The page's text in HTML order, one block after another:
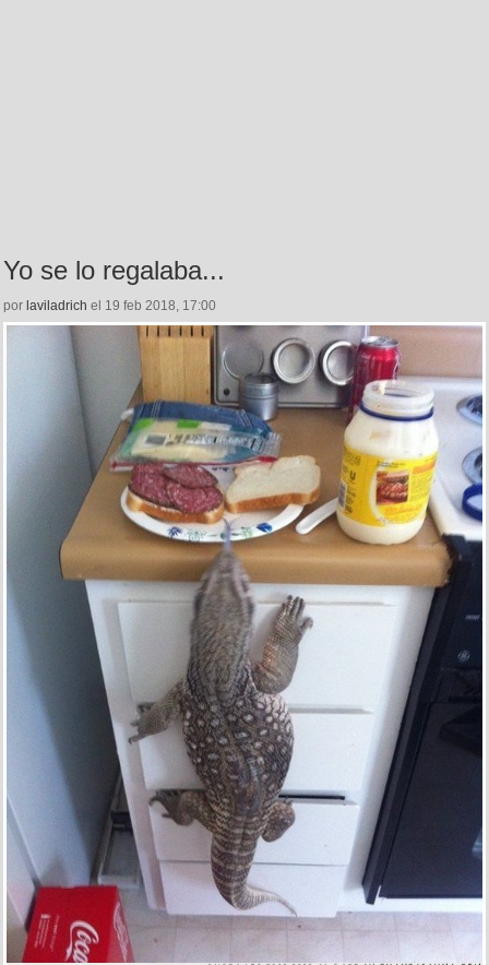
Yo se lo regalaba...
por laviladrich el 19 feb 2018, 17:00